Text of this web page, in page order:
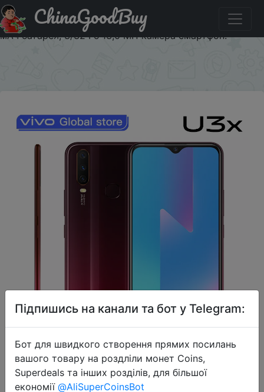
Придбати по знижці Оригинальный Vivo U3x
мобильный телефон Snapdragon 665 6,35 "экран 5000
мАч батарея, 3/32 Гб 13,0 МП камера смартфон.
ChinaGoodBuy
2020-01-14
Оригинальный Vivo U3x
мобильный телефон Snapdragon
Підпишись на канали та бот у Telegram:
Бот для швидкого створення прямих посилань
вашого товару на роздліли монет Coins,
Superdeals та інших розділів, для більшої
економії @AliSuperCoinsBot